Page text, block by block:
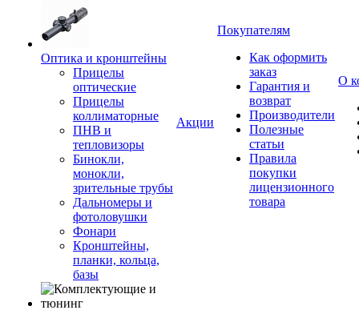
Оптика и кронштейны
Прицелы
оптические
Прицелы
коллиматорные
ПНВ и
тепловизоры
Бинокли,
монокли,
зрительные трубы
Дальномеры и
фотоловушки
Фонари
Кронштейны,
планки, кольца,
базы
Акции
Покупателям
Как оформить
заказ
Гарантия и
возврат
Производители
Полезные
статьи
Правила
покупки
лицензионного
товара
О